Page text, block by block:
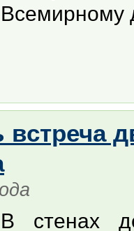
Всемирному
встреча
В стенах